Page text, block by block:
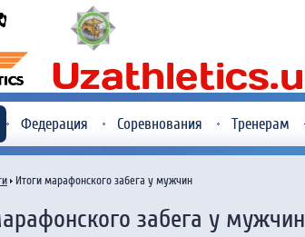
Федерация Соревнования Тренерам
Итоги марафонского забега у мужчин
забега у мужчин